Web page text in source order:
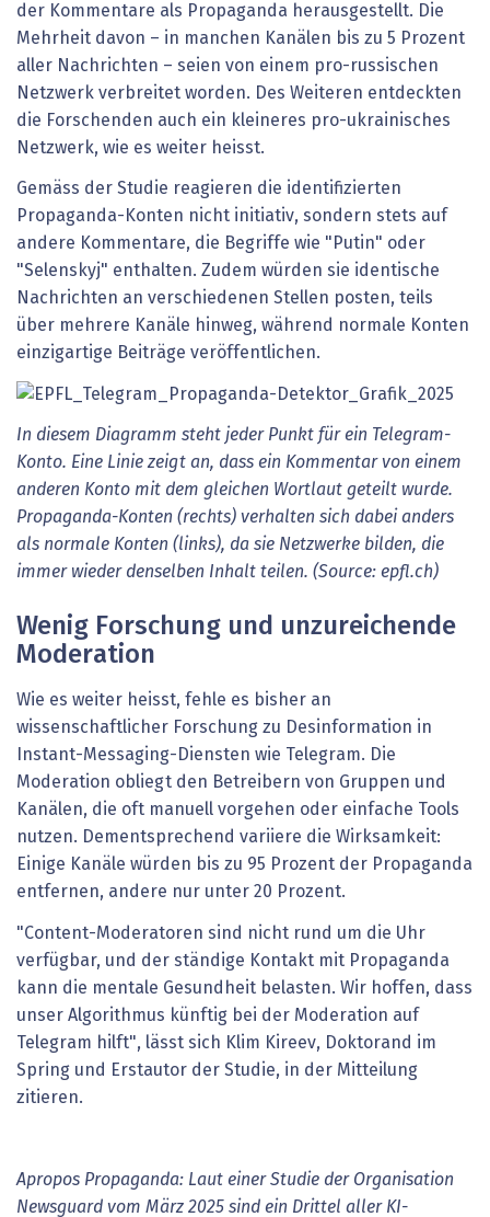
der Kommentare als Propaganda herausgestellt. Die
Mehrheit davon – in manchen Kanälen bis zu 5 Prozent
aller Nachrichten – seien von einem pro-russischen
Netzwerk verbreitet worden. Des Weiteren entdeckten
die Forschenden auch ein kleineres pro-ukrainisches
Netzwerk, wie es weiter heisst.
Gemäss der Studie reagieren die identifizierten
Propaganda-Konten nicht initiativ, sondern stets auf
andere Kommentare, die Begriffe wie "Putin" oder
"Selenskyj" enthalten. Zudem würden sie identische
Nachrichten an verschiedenen Stellen posten, teils
über mehrere Kanäle hinweg, während normale Konten
einzigartige Beiträge veröffentlichen.
In diesem Diagramm steht jeder Punkt für ein Telegram-
Konto. Eine Linie zeigt an, dass ein Kommentar von einem
anderen Konto mit dem gleichen Wortlaut geteilt wurde.
Propaganda-Konten (rechts) verhalten sich dabei anders
als normale Konten (links), da sie Netzwerke bilden, die
immer wieder denselben Inhalt teilen. (Source: epfl.ch)
Wenig Forschung und unzureichende
Moderation
Wie es weiter heisst, fehle es bisher an
wissenschaftlicher Forschung zu Desinformation in
Instant-Messaging-Diensten wie Telegram. Die
Moderation obliegt den Betreibern von Gruppen und
Kanälen, die oft manuell vorgehen oder einfache Tools
nutzen. Dementsprechend variiere die Wirksamkeit:
Einige Kanäle würden bis zu 95 Prozent der Propaganda
entfernen, andere nur unter 20 Prozent.
"Content-Moderatoren sind nicht rund um die Uhr
verfügbar, und der ständige Kontakt mit Propaganda
kann die mentale Gesundheit belasten. Wir hoffen, dass
unser Algorithmus künftig bei der Moderation auf
Telegram hilft", lässt sich Klim Kireev, Doktorand im
Spring und Erstautor der Studie, in der Mitteilung
zitieren.
Apropos Propaganda: Laut einer Studie der Organisation
Newsguard vom März 2025 sind ein Drittel aller KI-